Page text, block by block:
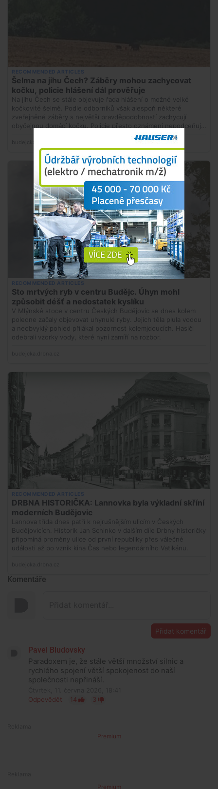
Komentáře
Přidat komentář
Pavel Bludovsky
Paradoxem je, že stále větší množství silnic a
rychlého spojení větší spokojenost do naší
společnosti nepřináší.
Odpovědět
14 3
Premium
Premium